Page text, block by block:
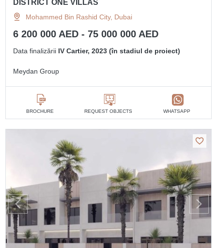
DISTRICT ONE VILLAS
Mohammed Bin Rashid City, Dubai
6 200 000 AED - 75 000 000 AED
Data finalizării IV Cartier, 2023 (în stadiul de proiect)
Meydan Group
BROCHURE REQUEST OBJECTS WHATSAPP